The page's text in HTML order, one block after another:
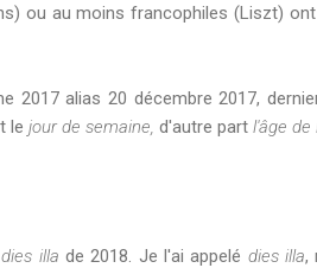
ou au moins francophiles (Liszt)
2017 alias 20 décembre 2017,
le jour de semaine, d'autre part l'âge de
dies illa de 2018. Je l'ai appelé dies illa,